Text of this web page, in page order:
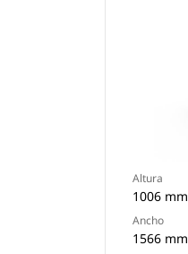
Altura
1006 mm
Ancho
1566 mm